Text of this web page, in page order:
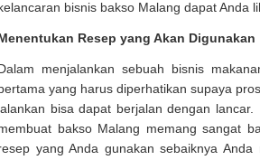
bisnis bakso Malang dapat Anda
Resep yang Akan Digunakan
menjalankan sebuah bisnis
yang harus diperhatikan supaya
bisa dapat berjalan dengan
bakso Malang memang sangat
yang Anda gunakan sebaiknya